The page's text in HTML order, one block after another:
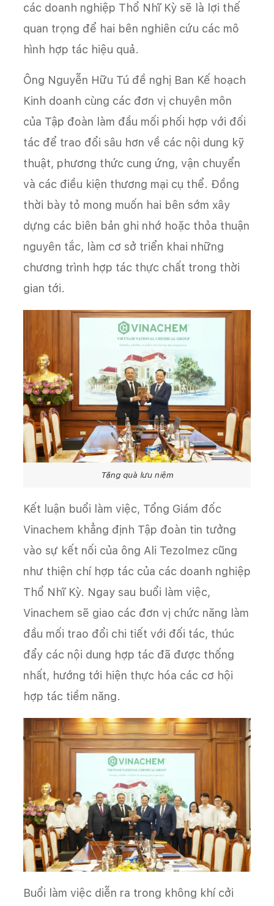
các doanh nghiệp Thổ Nhĩ Kỳ sẽ là lợi thế
quan trọng để hai bên nghiên cứu các mô
hình hợp tác hiệu quả.
Ông Nguyễn Hữu Tú đề nghị Ban Kế hoạch
Kinh doanh cùng các đơn vị chuyên môn
của Tập đoàn làm đầu mối phối hợp với đối
tác để trao đổi sâu hơn về các nội dung kỹ
thuật, phương thức cung ứng, vận chuyển
và các điều kiện thương mại cụ thể. Đồng
thời bày tỏ mong muốn hai bên sớm xây
dựng các biên bản ghi nhớ hoặc thỏa thuận
nguyên tắc, làm cơ sở triển khai những
chương trình hợp tác thực chất trong thời
gian tới.
Tặng quà lưu niệm
Kết luận buổi làm việc, Tổng Giám đốc
Vinachem khẳng định Tập đoàn tin tưởng
vào sự kết nối của ông Ali Tezolmez cũng
như thiện chí hợp tác của các doanh nghiệp
Thổ Nhĩ Kỳ. Ngay sau buổi làm việc,
Vinachem sẽ giao các đơn vị chức năng làm
đầu mối trao đổi chi tiết với đối tác, thúc
đẩy các nội dung hợp tác đã được thống
nhất, hướng tới hiện thực hóa các cơ hội
hợp tác tiềm năng.
Buổi làm việc diễn ra trong không khí cởi